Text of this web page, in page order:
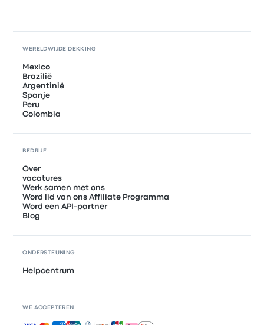
WERELDWIJDE DEKKING
Mexico
Brazilië
Argentinië
Spanje
Peru
Colombia
BEDRIJF
Over
vacatures
Werk samen met ons
Word lid van ons Affiliate Programma
Word een API-partner
Blog
ONDERSTEUNING
Helpcentrum
WE ACCEPTEREN